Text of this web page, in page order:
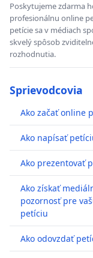
Poskytujeme zdarma
profesionálnu online
petície sa v médiach
skvelý spôsob
rozhodnutia.
Sprievodcovia
Ako začať online
Ako napísať
Ako prezentovať
Ako získať
pozornosť pre
petíciu
Ako odovzdať